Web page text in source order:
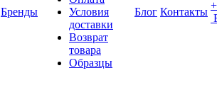
Бренды
Условия
доставки
Возврат
товара
Образцы
Блог Контакты
+